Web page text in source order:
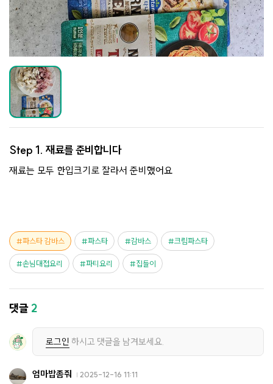
Step 1. 재료를 준비합니다
재료는 모두 한입크기로 잘라서 준비했어요
파스타 감바스 파스타 감바스 크림파스타
손님대접요리 파티요리 집들이
댓글2
로그인 하시고 댓글을 남겨보세요.
엄마밥좀줘 2025-12-16 11:11